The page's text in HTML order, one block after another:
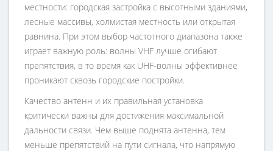
местности: городская застройка с высотными зданиями,
лесные массивы, холмистая местность или открытая
равнина. При этом выбор частотного диапазона также
играет важную роль: волны VHF лучше огибают
препятствия, в то время как UHF-волны эффективнее
проникают сквозь городские постройки.
Качество антенн и их правильная установка
критически важны для достижения максимальной
дальности связи. Чем выше поднята антенна, тем
меньше препятствий на пути сигнала, что напрямую